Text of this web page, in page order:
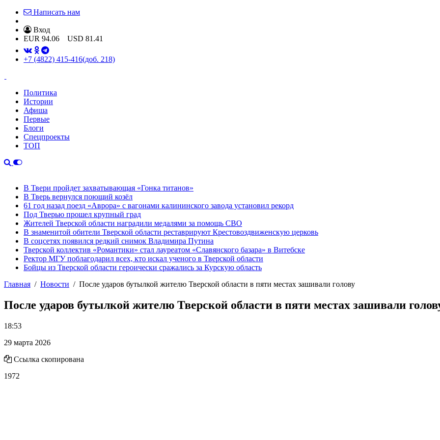
Написать нам
Вход
EUR 94.06 USD 81.41
+7 (4822) 415-416(доб. 218)
Политика
Истории
Афиша
Первые
Блоги
Спецпроекты
ТОП
В Твери пройдет захватывающая «Гонка титанов»
В Тверь вернулся поющий козёл
61 год назад поезд «Аврора» с вагонами калининского завода установил рекорд
Под Тверью прошел крупный град
Жителей Тверской области наградили медалями за помощь СВО
В знаменитой обители Тверской области реставрируют Крестовоздвиженскую церковь
В соцсетях появился редкий снимок Владимира Путина
Тверской коллектив «Романтики» стал лауреатом «Славянского базара» в Витебске
Ректор МГУ поблагодарил всех, кто искал ученого в Тверской области
Бойцы из Тверской области героически сражались за Курскую область
Главная
Новости После ударов бутылкой жителю Тверской области в пяти местах зашивали голову
После ударов бутылкой жителю Тверской области в пяти местах зашивали
18:53
29 марта 2026
Ссылка скопирована
1972